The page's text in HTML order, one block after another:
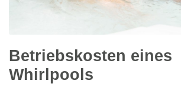
Betriebskosten eines
Whirlpools